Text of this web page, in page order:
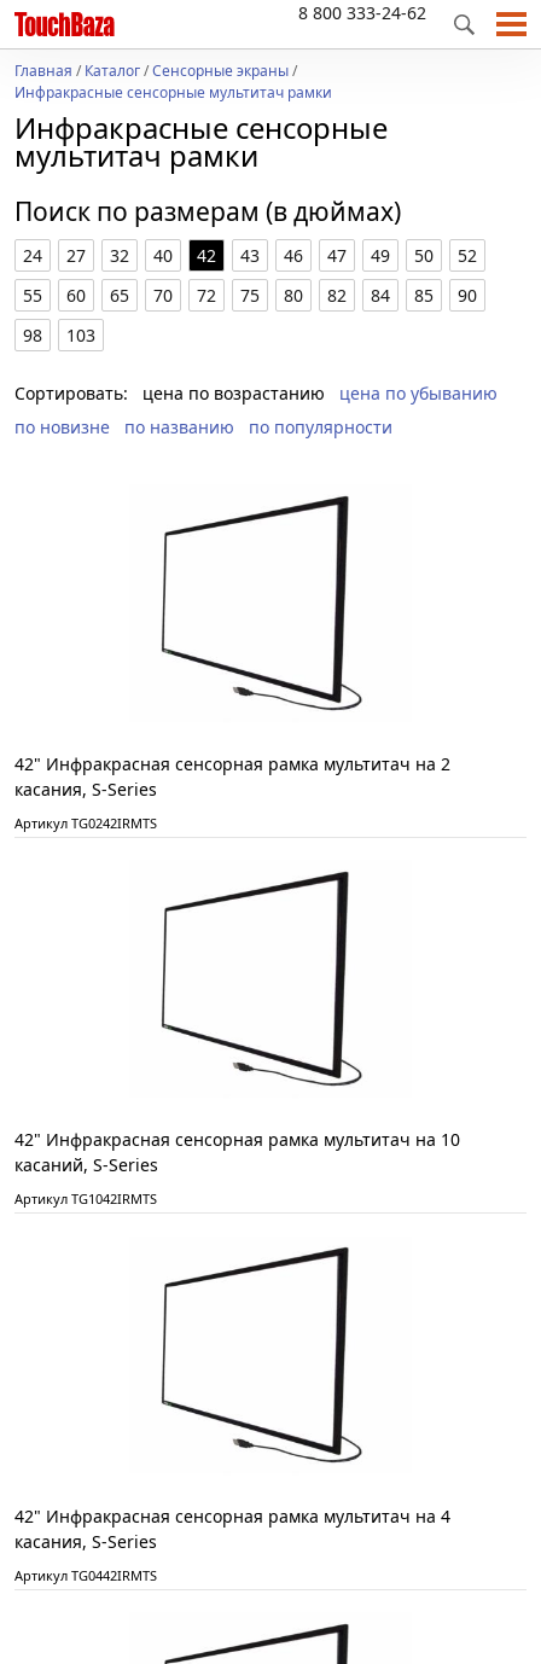
8 800 333-24-62
Главная /Каталог/Сенсорные экраны/
Инфракрасные сенсорные мультитач рамки
Инфракрасные сенсорные
мультитач рамки
Поиск по размерам (в дюймах)
24 27 32 40 42 43 46 47 49 50
52
55
60 65 70 72 75 80 82 84 85
90
98
103
Сортировать: цена по возрастанию
цена по убыванию
по новизне
по названию по популярности
42" Инфракрасная сенсорная рамка мультитач на 2
касания, S-Series
Артикул TG0242IRMTS
42" Инфракрасная сенсорная рамка мультитач на 10
касаний, S-Series
Артикул TG1042IRMTS
42" Инфракрасная сенсорная рамка мультитач на 4
касания, S-Series
Артикул TG0442IRMTS